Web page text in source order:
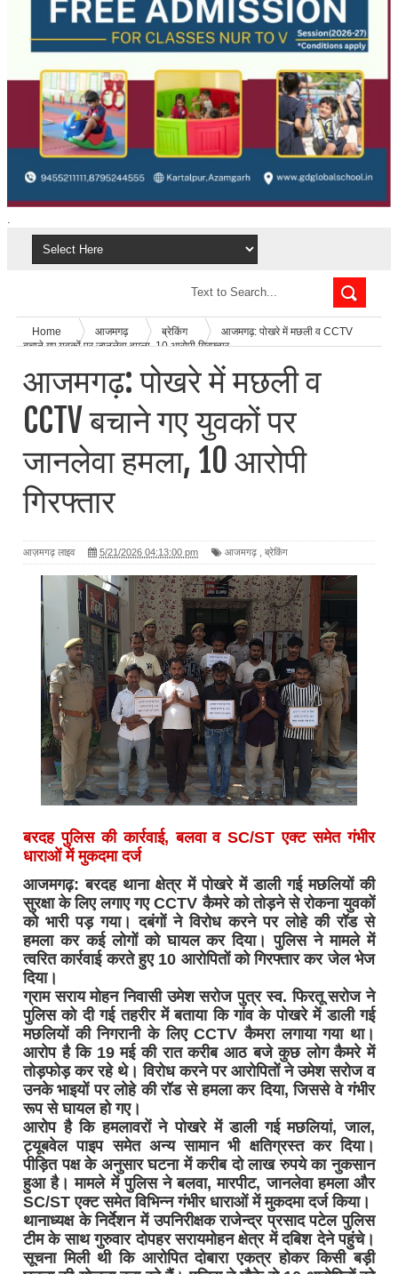
.
Home आजमगढ़ ब्रेकिंग
आजमगढ़: पोखरे में मछली व CCTV
बचाने गए युवकों पर जानलेवा हमला, 10 आरोपी गिरफ्तार
आजमगढ़: पोखरे में मछली व
CCTV बचाने गए युवकों पर
जानलेवा हमला, 10 आरोपी
गिरफ्तार
आज़मगढ़ लाइव 5/21/2026 04:13:00 pm आजमगढ़ ब्रेकिंग
बरदह पुलिस की कार्रवाई, बलवा व SC/ST एक्ट समेत गंभीर
धाराओं में मुकदमा दर्ज
आजमगढ़: बरदह थाना क्षेत्र में पोखरे में डाली गई मछलियों की
सुरक्षा के लिए लगाए गए CCTV कैमरे को तोड़ने से रोकना युवकों
को भारी पड़ गया। दबंगों ने विरोध करने पर लोहे की रॉड से
हमला कर कई लोगों को घायल कर दिया। पुलिस ने मामले में
त्वरित कार्रवाई करते हुए 10 आरोपितों को गिरफ्तार कर जेल भेज
दिया।
ग्राम सराय मोहन निवासी उमेश सरोज पुत्र स्व. फिरतू सरोज ने
पुलिस को दी गई तहरीर में बताया कि गांव के पोखरे में डाली गई
मछलियों की निगरानी के लिए CCTV कैमरा लगाया गया था।
आरोप है कि 19 मई की रात करीब आठ बजे कुछ लोग कैमरे में
तोड़फोड़ कर रहे थे। विरोध करने पर आरोपितों ने उमेश सरोज व
उनके भाइयों पर लोहे की रॉड से हमला कर दिया, जिससे वे गंभीर
रूप से घायल हो गए।
आरोप है कि हमलावरों ने पोखरे में डाली गई मछलियां, जाल,
ट्यूबवेल पाइप समेत अन्य सामान भी क्षतिग्रस्त कर दिया।
पीड़ित पक्ष के अनुसार घटना में करीब दो लाख रुपये का नुकसान
हुआ है। मामले में पुलिस ने बलवा, मारपीट, जानलेवा हमला और
SC/ST एक्ट समेत विभिन्न गंभीर धाराओं में मुकदमा दर्ज किया।
थानाध्यक्ष के निर्देशन में उपनिरीक्षक राजेन्द्र प्रसाद पटेल पुलिस
टीम के साथ गुरुवार दोपहर सरायमोहन क्षेत्र में दबिश देने पहुंचे।
सूचना मिली थी कि आरोपित दोबारा एकत्र होकर किसी बड़ी